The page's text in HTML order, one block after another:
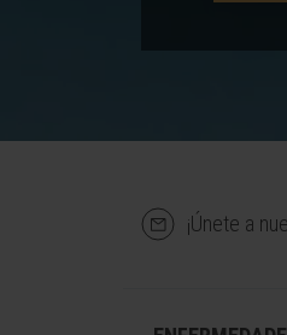
¡Únete a